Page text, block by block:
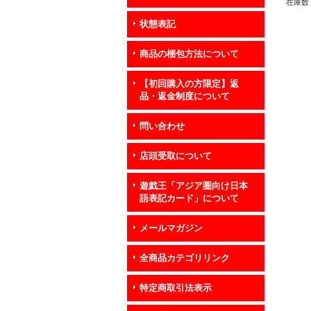
状態表記
商品の梱包方法について
【初回購入の方限定】返
品・返金制度について
問い合わせ
店頭受取について
遊戯王「アジア圏向け日本
語表記カード」について
メールマガジン
全商品カテゴリリンク
特定商取引法表示
在庫数